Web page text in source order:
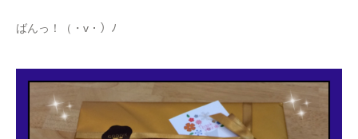
ばんっ！（・v・）ﾉ